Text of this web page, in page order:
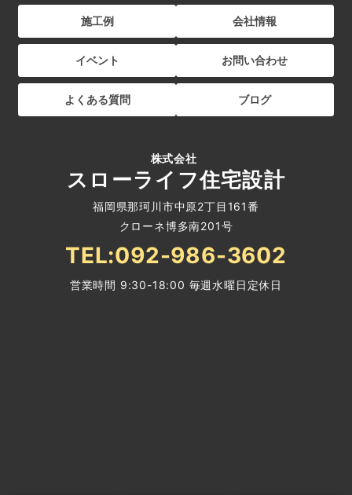
施工例
イベント
よくある質問
会社情報
お問い合わせ
ブログ
株式会社
スローライフ住宅設計
福岡県那珂川市中原2丁目161番
クローネ博多南201号
TEL:092-986-3602
営業時間 9:30-18:00 毎週水曜日定休日